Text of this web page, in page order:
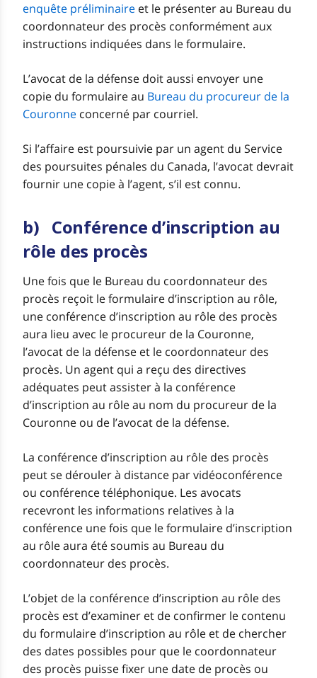
enquête préliminaire et le présenter au Bureau du
coordonnateur des procès conformément aux
instructions indiquées dans le formulaire.
L’avocat de la défense doit aussi envoyer une
copie du formulaire au Bureau du procureur de la
Couronne concerné par courriel.
Si l’affaire est poursuivie par un agent du Service
des poursuites pénales du Canada, l’avocat devrait
fournir une copie à l’agent, s’il est connu.
b) Conférence d’inscription au
rôle des procès
Une fois que le Bureau du coordonnateur des
procès reçoit le formulaire d’inscription au rôle,
une conférence d’inscription au rôle des procès
aura lieu avec le procureur de la Couronne,
l’avocat de la défense et le coordonnateur des
procès. Un agent qui a reçu des directives
adéquates peut assister à la conférence
d’inscription au rôle au nom du procureur de la
Couronne ou de l’avocat de la défense.
La conférence d’inscription au rôle des procès
peut se dérouler à distance par vidéoconférence
ou conférence téléphonique. Les avocats
recevront les informations relatives à la
conférence une fois que le formulaire d’inscription
au rôle aura été soumis au Bureau du
coordonnateur des procès.
L’objet de la conférence d’inscription au rôle des
procès est d’examiner et de confirmer le contenu
du formulaire d’inscription au rôle et de chercher
des dates possibles pour que le coordonnateur
des procès puisse fixer une date de procès ou